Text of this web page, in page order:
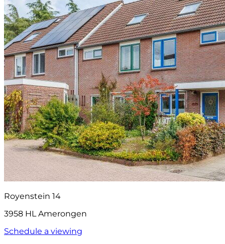
Royenstein 14
3958 HL Amerongen
Schedule a viewing